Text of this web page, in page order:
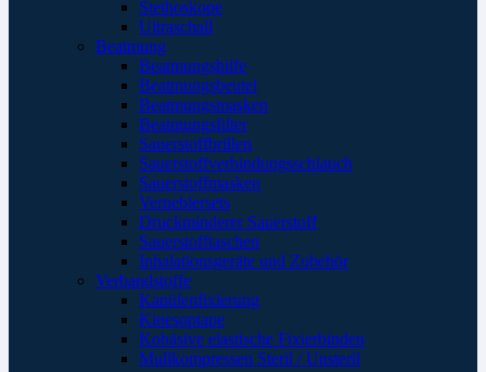
Stethoskope
Ultraschall
Beatmung
Beatmungshilfe
Beatmungsbeutel
Beatmungsmasken
Beatmungsfilter
Sauerstoffbrillen
Sauerstoffverbindungsschlauch
Sauerstoffmasken
Verneblersets
Druckminderer Sauerstoff
Sauerstofftaschen
Inhalationsgeräte und Zubehör
Verbandstoffe
Kanülenfixierung
Kinesoptape
Kohäsive elastische Fixierbinden
Mullkompressen Steril / Unsteril